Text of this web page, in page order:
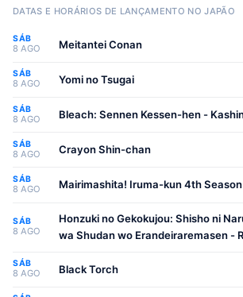
DATAS E HORÁRIOS DE LANÇAMENTO NO JAPÃO
SÁB
8 AGO Meitantei Conan
SÁB
8 AGO Yomi no Tsugai
SÁB
8 AGO Bleach: Sennen Kessen-hen -
SÁB
8 AGO Crayon Shin-chan
SÁB
8 AGO Mairimashita! Iruma-kun 4th Season
SÁB
8 AGO
Honzuki no Gekokujou: Shisho ni
wa Shudan wo Erandeiraremasen -
SÁB
8 AGO Black Torch